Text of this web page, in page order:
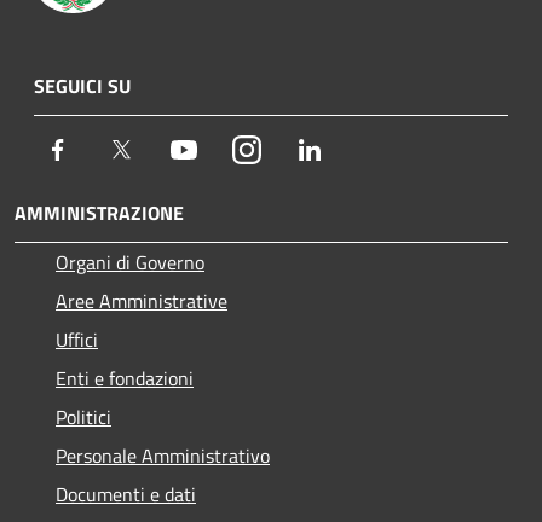
SEGUICI SU
Facebook Twitter YoutubeInstagram
AMMINISTRAZIONE
Organi di Governo
Aree Amministrative
Uffici
Enti e fondazioni
Politici
Personale Amministrativo
Documenti e dati